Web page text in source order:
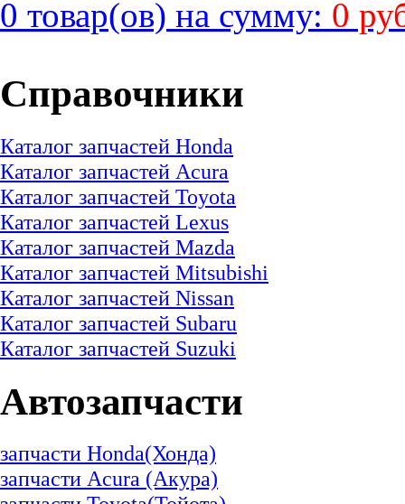
0 товар(ов) на сумму: 0
Справочники
Каталог запчастей Honda
Каталог запчастей Acura
Каталог запчастей Toyota
Каталог запчастей Lexus
Каталог запчастей Mazda
Каталог запчастей Mitsubishi
Каталог запчастей Nissan
Каталог запчастей Subaru
Каталог запчастей Suzuki
Автозапчасти
запчасти Honda(Хонда)
запчасти Acura (Акура)